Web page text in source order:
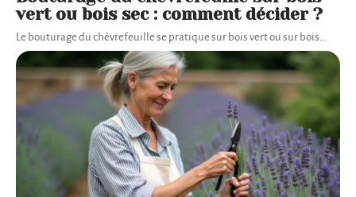
vert ou bois sec : comment décider ?
Le bouturage du chèvrefeuille se pratique sur bois vert ou sur bois…